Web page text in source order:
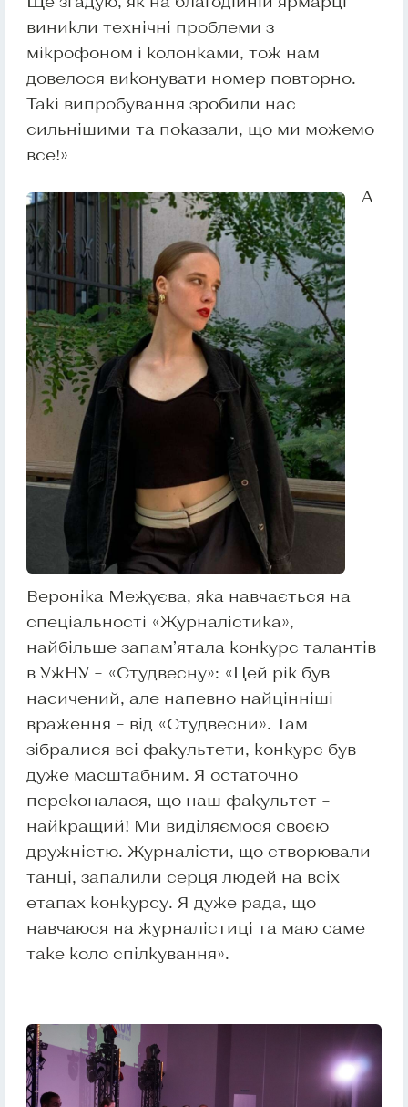
виникли технічні проблеми з
мікрофоном і колонками, тож нам
довелося виконувати номер повторно.
Такі випробування зробили нас
сильнішими та показали, що ми можемо
все!»
А
Вероніка Межуєва, яка навчається на
спеціальності «Журналістика»,
найбільше запам’ятала конкурс талантів
в УжНУ – «Студвесну»: «Цей рік був
насичений, але напевно найцінніші
враження – від «Студвесни». Там
зібралися всі факультети, конкурс був
дуже масштабним. Я остаточно
переконалася, що наш факультет –
найкращий! Ми виділяємося своєю
дружністю. Журналісти, що створювали
танці, запалили серця людей на всіх
етапах конкурсу. Я дуже рада, що
навчаюся на журналістиці та маю саме
таке коло спілкування».